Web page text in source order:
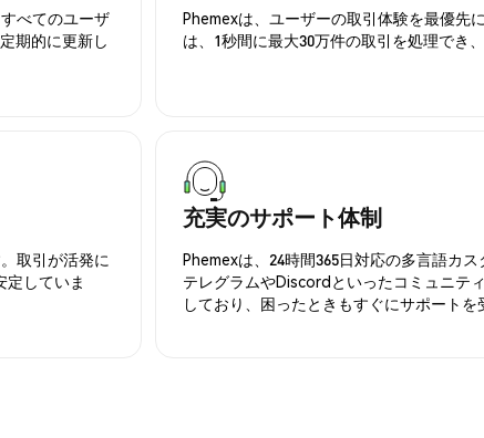
べてのユーザ
期的に更新し
Phemexは、ユーザーの取引体験を最優先
は、1秒間に最大30万件の取引を処理でき
取引が活発に
定していま
充実のサポート体制
Phemexは、24時間365日対応の多言語カ
テレグラムやDiscordといったコミュニテ
しており、困ったときもすぐにサポートを